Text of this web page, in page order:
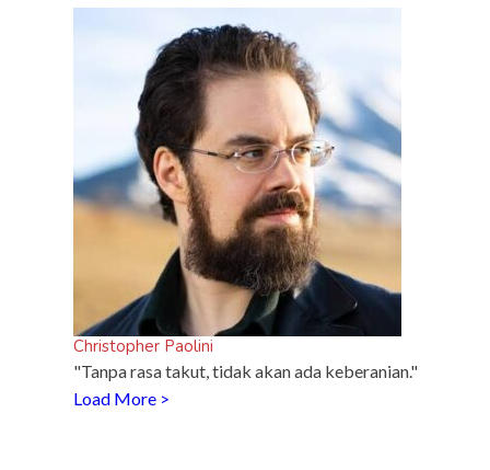
Christopher Paolini
"Tanpa rasa takut, tidak akan ada keberanian."
Load More >